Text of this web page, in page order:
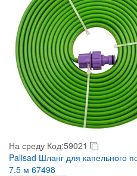
На среду Код:59021
Palisad Шланг для капельного
7.5 м 67498